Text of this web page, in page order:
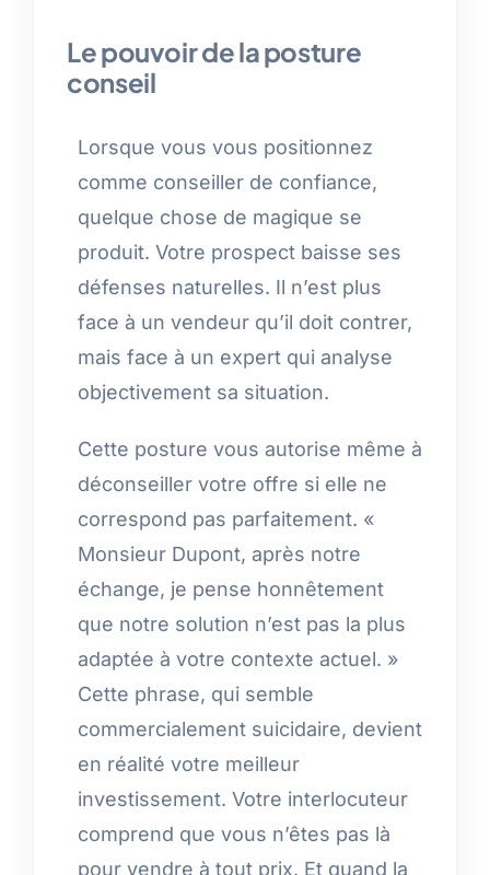
Le pouvoir de la posture
conseil
Lorsque vous vous positionnez
comme conseiller de confiance,
quelque chose de magique se
produit. Votre prospect baisse ses
défenses naturelles. Il n’est plus
face à un vendeur qu’il doit contrer,
mais face à un expert qui analyse
objectivement sa situation.
Cette posture vous autorise même à
déconseiller votre offre si elle ne
correspond pas parfaitement. «
Monsieur Dupont, après notre
échange, je pense honnêtement
que notre solution n’est pas la plus
adaptée à votre contexte actuel. »
Cette phrase, qui semble
commercialement suicidaire, devient
en réalité votre meilleur
investissement. Votre interlocuteur
comprend que vous n’êtes pas là
pour vendre à tout prix. Et quand la